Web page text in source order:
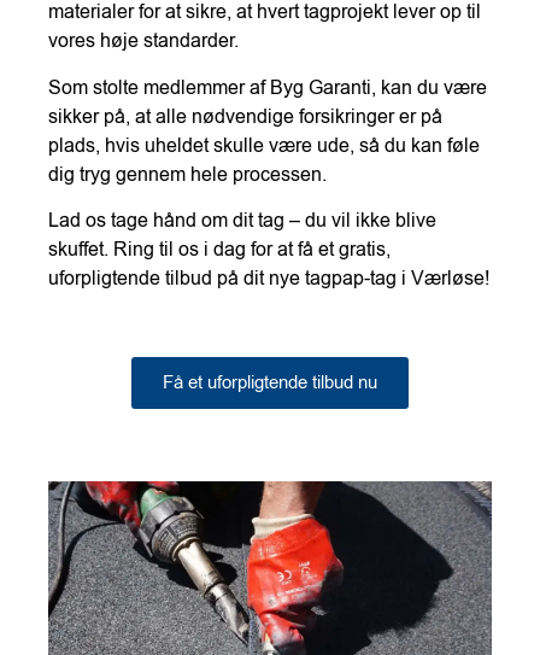
materialer for at sikre, at hvert tagprojekt lever op til
vores høje standarder.
Som stolte medlemmer af Byg Garanti, kan du være
sikker på, at alle nødvendige forsikringer er på
plads, hvis uheldet skulle være ude, så du kan føle
dig tryg gennem hele processen.
Lad os tage hånd om dit tag – du vil ikke blive
skuffet. Ring til os i dag for at få et gratis,
uforpligtende tilbud på dit nye tagpap-tag i Værløse!
Få et uforpligtende tilbud nu